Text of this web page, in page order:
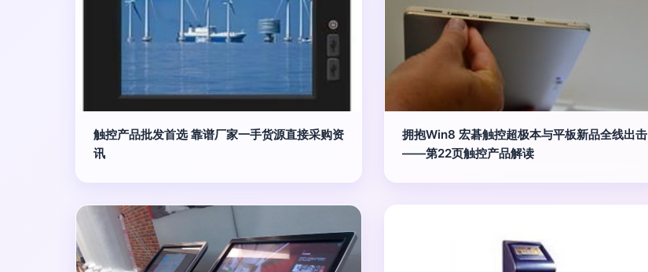
触控产品批发首选 靠谱厂家一手货源直接采购资
讯
拥抱Win8 宏碁触控超极本与平板新品全线出击
——第22页触控产品解读